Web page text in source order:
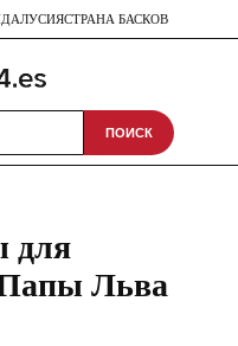
СТРАНА БАСКОВ
ПОИСК
для
Папы Льва